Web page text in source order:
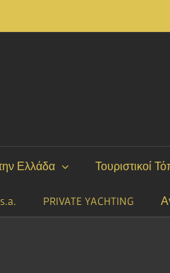
Ελλάδα Τουριστικοί
PRIVATE YACHTING